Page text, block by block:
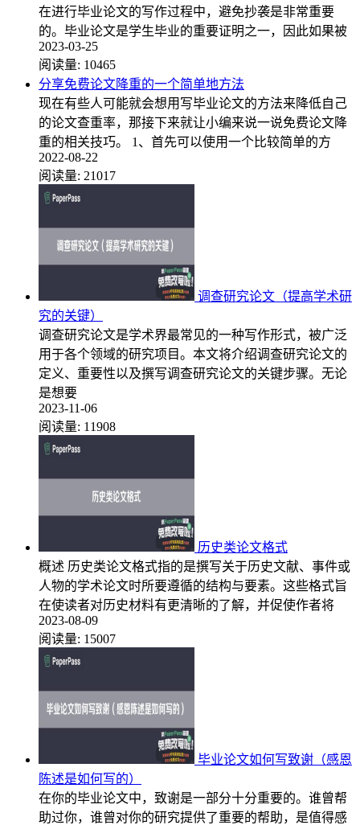
在进行毕业论文的写作过程中，避免抄袭是非常重要
的。毕业论文是学生毕业的重要证明之一，因此如果被
2023-03-25
阅读量: 10465
分享免费论文降重的一个简单地方法
现在有些人可能就会想用写毕业论文的方法来降低自己
的论文查重率，那接下来就让小编来说一说免费论文降
重的相关技巧。 1、首先可以使用一个比较简单的方
2022-08-22
阅读量: 21017
调查研究论文（提高学术研
究的关键）
调查研究论文是学术界最常见的一种写作形式，被广泛
用于各个领域的研究项目。本文将介绍调查研究论文的
定义、重要性以及撰写调查研究论文的关键步骤。无论
是想要
2023-11-06
阅读量: 11908
历史类论文格式
概述 历史类论文格式指的是撰写关于历史文献、事件或
人物的学术论文时所要遵循的结构与要素。这些格式旨
在使读者对历史材料有更清晰的了解，并促使作者将
2023-08-09
阅读量: 15007
毕业论文如何写致谢（感恩
陈述是如何写的）
在你的毕业论文中，致谢是一部分十分重要的。谁曾帮
助过你，谁曾对你的研究提供了重要的帮助，是值得感